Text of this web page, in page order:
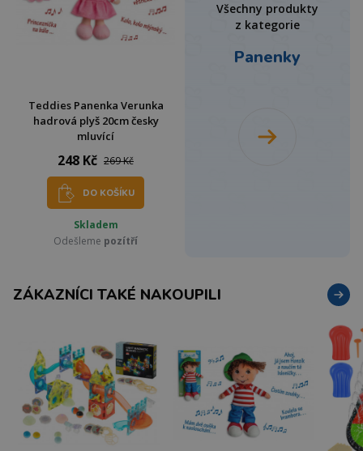
Teddies Panenka Verunka
hadrová plyš 20cm česky
mluvící
248 Kč 269 Kč
DO KOŠÍKU
Skladem
Odešleme pozítří
Všechny produkty
z kategorie
Panenky
ZÁKAZNÍCI TAKÉ NAKOUPILI